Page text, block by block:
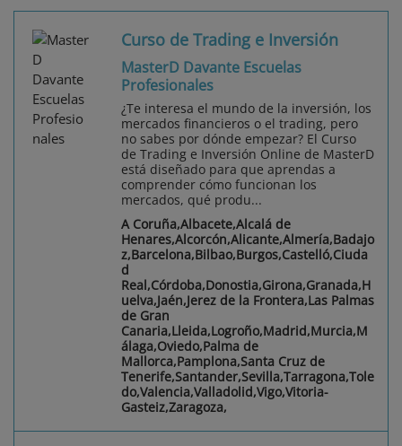
Curso de Trading e Inversión
MasterD Davante Escuelas
Profesionales
¿Te interesa el mundo de la inversión, los
mercados financieros o el trading, pero
no sabes por dónde empezar? El Curso
de Trading e Inversión Online de MasterD
está diseñado para que aprendas a
comprender cómo funcionan los
mercados, qué produ...
A Coruña,Albacete,Alcalá de
Henares,Alcorcón,Alicante,Almería,Badajo
z,Barcelona,Bilbao,Burgos,Castelló,Ciuda
d
Real,Córdoba,Donostia,Girona,Granada,H
uelva,Jaén,Jerez de la Frontera,Las Palmas
de Gran
Canaria,Lleida,Logroño,Madrid,Murcia,M
álaga,Oviedo,Palma de
Mallorca,Pamplona,Santa Cruz de
Tenerife,Santander,Sevilla,Tarragona,Tole
do,Valencia,Valladolid,Vigo,Vitoria-
Gasteiz,Zaragoza,